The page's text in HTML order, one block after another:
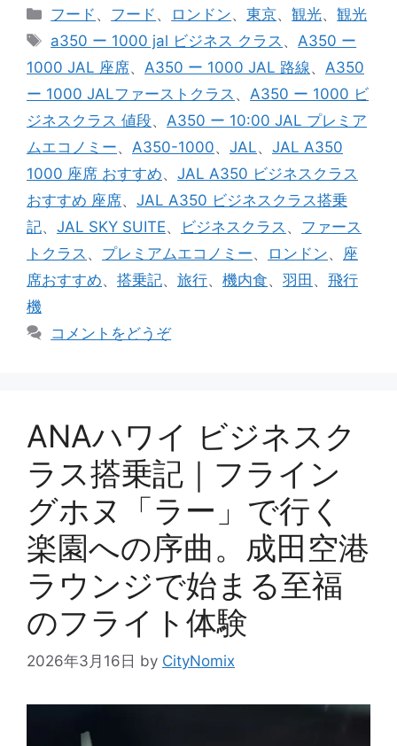
カ
テ
リ
ー
フード 、 フード 、 ロンドン、東京、観光、観光
タ
グ
a350 ー 1000 jal ビジネス クラス 、 A350 ー
1000 JAL 座席、 A350 ー 1000 JAL 路線、 A350
ー 1000 JALファーストクラス 、 A350 ー 1000 ビ
ジネスクラス 値段、 A350 ー 10:00 JAL プレミア
ムエコノミー、 A350-1000、 JAL、 JAL A350
1000 座席 おすすめ、 JAL A350 ビジネスクラス
おすすめ 座席、 JAL A350 ビジネスクラス搭乗
記、 JAL SKY SUITE、 ビジネスクラス 、 ファース
トクラス 、 プレミアムエコノミー、 ロンドン、 座
席おすすめ、 搭乗記、 旅行、 機内食、 羽田 、 飛行
機
コメントをどうぞ
ANAハワイ ビジネスク
ラス搭乗記｜フライン
グホヌ「ラー」で行く
楽園への序曲。成田空港
ラウンジで始まる至福
のフライト体験
2026年3月16日 by CityNomix